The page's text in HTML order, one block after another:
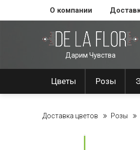
О компании
Дарим Чувства
Цветы Розы
Доставка цветов Розы